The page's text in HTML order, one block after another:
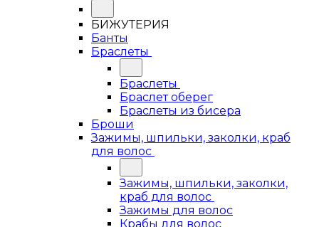
БИЖУТЕРИЯ
Банты
Браслеты
Браслеты
Браслет оберег
Браслеты из бисера
Броши
Зажимы, шпильки, заколки, краб
для волос
Зажимы, шпильки, заколки,
краб для волос
Зажимы для волос
Крабы для волос